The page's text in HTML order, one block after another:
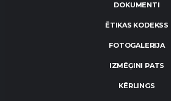
DOKUMENTI
ĒTIKAS KODEKSS
FOTOGALERIJA
IZMĒĢINI PATS
KĒRLINGS